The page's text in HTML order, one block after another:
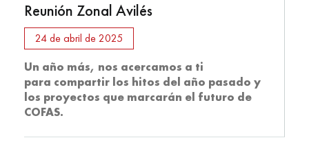
Reunión Zonal Avilés
24 de abril de 2025
Un año más, nos acercamos a ti
para compartir los hitos del año pasado y
los proyectos que marcarán el futuro de
COFAS.